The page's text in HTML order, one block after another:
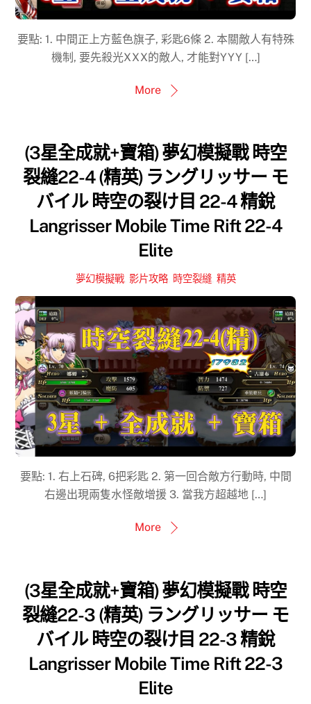
要點: 1. 中間正上方藍色旗子, 彩匙6條 2. 本關敵人有特殊
機制, 要先殺光XXX的敵人, 才能對YYY […]
More
(3星全成就+寶箱) 夢幻模擬戰 時空
裂縫22-4 (精英) ラングリッサー モ
バイル 時空の裂け目 22-4 精銳
Langrisser Mobile Time Rift 22-4
Elite
夢幻模擬戰, 影片攻略, 時空裂縫, 精英
要點: 1. 右上石碑, 6把彩匙 2. 第一回合敵方行動時, 中間
右邊出現兩隻水怪敵增援 3. 當我方超越地 […]
More
(3星全成就+寶箱) 夢幻模擬戰 時空
裂縫22-3 (精英) ラングリッサー モ
バイル 時空の裂け目 22-3 精銳
Langrisser Mobile Time Rift 22-3
Elite